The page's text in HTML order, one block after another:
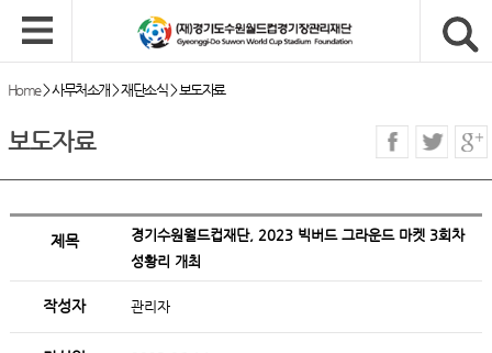
Home>사무처소개 >재단소식>보도자료
보도자료
제목
경기수원월드컵재단, 2023 빅버드 그라운드 마켓 3회차
성황리 개최
작성자 관리자